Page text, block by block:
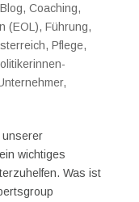
Blog, Coaching,
(EOL), Führung,
, Pflege,
,
unserer
wichtiges
Was ist